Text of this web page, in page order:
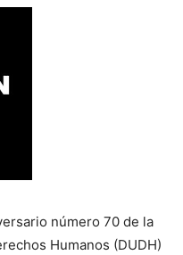
número 70 de la
Humanos (DUDH)